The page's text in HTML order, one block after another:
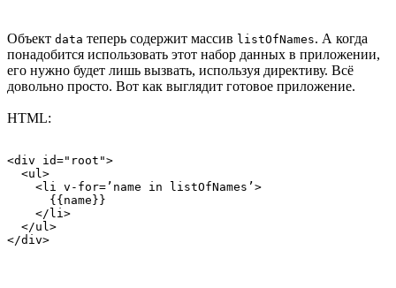
Объект data теперь содержит массив listOfNames. А когда
понадобится использовать этот набор данных в приложении,
его нужно будет лишь вызвать, используя директиву. Всё
довольно просто. Вот как выглядит готовое приложение.
HTML:
<div id="root">
<ul>
<li v-for=’name in listOfNames’>
{{name}}
</li>
</ul>
</div>